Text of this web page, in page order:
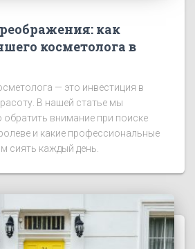
как
косметолога в
— это инвестиция в
В нашей статье мы
обратить внимание при поиске
и какие профессиональные
сиять каждый день.